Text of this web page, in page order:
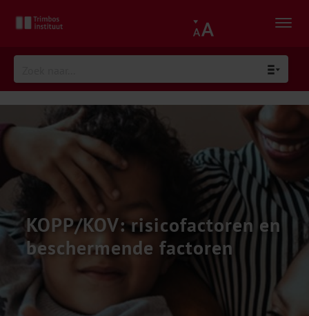
KOPP/KOV: risicofactoren en
beschermende factoren